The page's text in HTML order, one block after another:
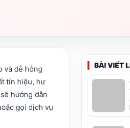
và dễ hỏng
tín hiệu, hư
hướng dẫn
gọi dịch vụ
BÀI VIẾT